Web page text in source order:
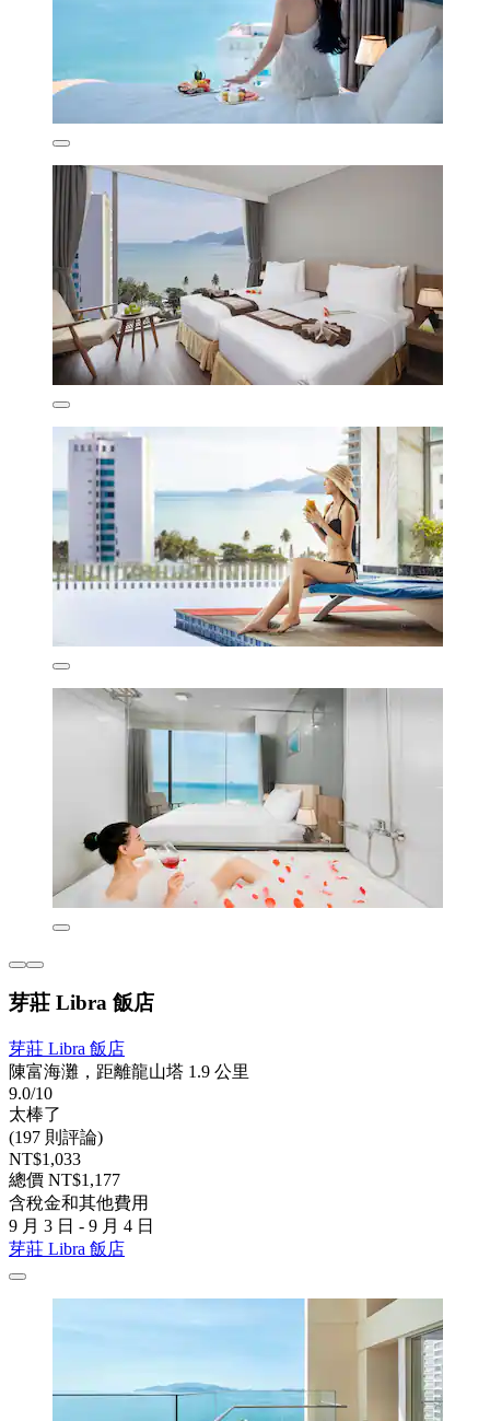
芽莊 Libra 飯店
芽莊 Libra 飯店
陳富海灘，距離龍山塔 1.9 公里
9.0/10
太棒了
(197 則評論)
NT$1,033
總價 NT$1,177
含稅金和其他費用
9 月 3 日 - 9 月 4 日
芽莊 Libra 飯店